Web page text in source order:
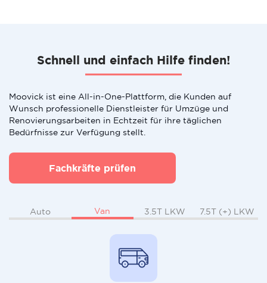
Schnell und einfach Hilfe finden!
Moovick ist eine All-in-One-Plattform, die Kunden auf
Wunsch professionelle Dienstleister für Umzüge und
Renovierungsarbeiten in Echtzeit für ihre täglichen
Bedürfnisse zur Verfügung stellt.
Fachkräfte prüfen
Auto Van 3.5T LKW 7.5T (+) LKW